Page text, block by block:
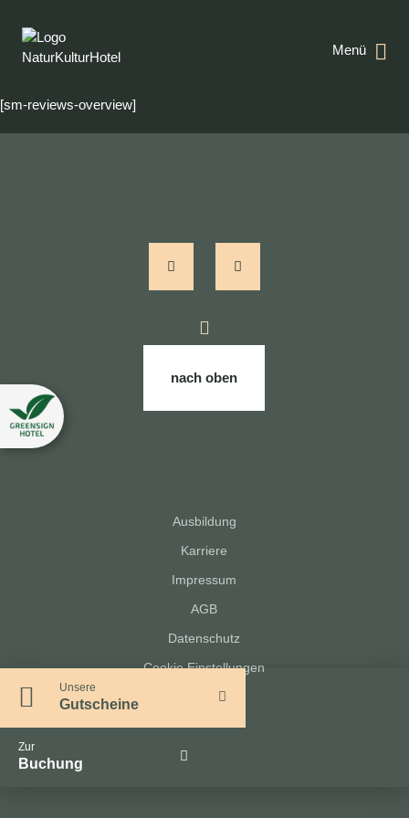
Menü
[sm-reviews-overview]
nach oben
Ausbildung
Karriere
Impressum
AGB
Datenschutz
Cookie Einstellungen
Unsere
Gutscheine
Zur
Buchung